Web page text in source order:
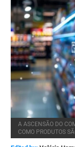
A ASCENSÃO DO
COMO PRODUTOS